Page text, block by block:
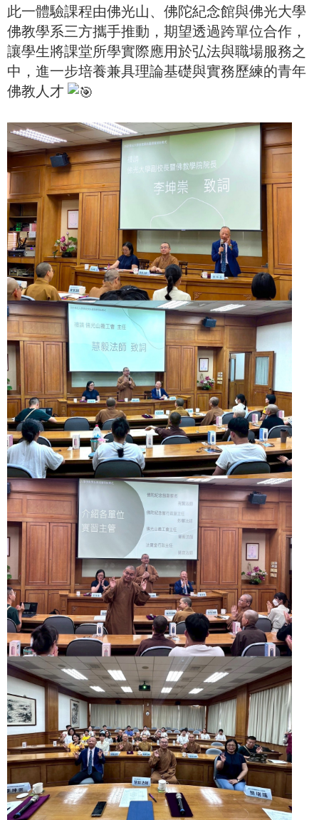
此一體驗課程由佛光山、佛陀紀念館與佛光大學
佛教學系三方攜手推動，期望透過跨單位合作，
讓學生將課堂所學實際應用於弘法與職場服務之
中，進一步培養兼具理論基礎與實務歷練的青年
佛教人才